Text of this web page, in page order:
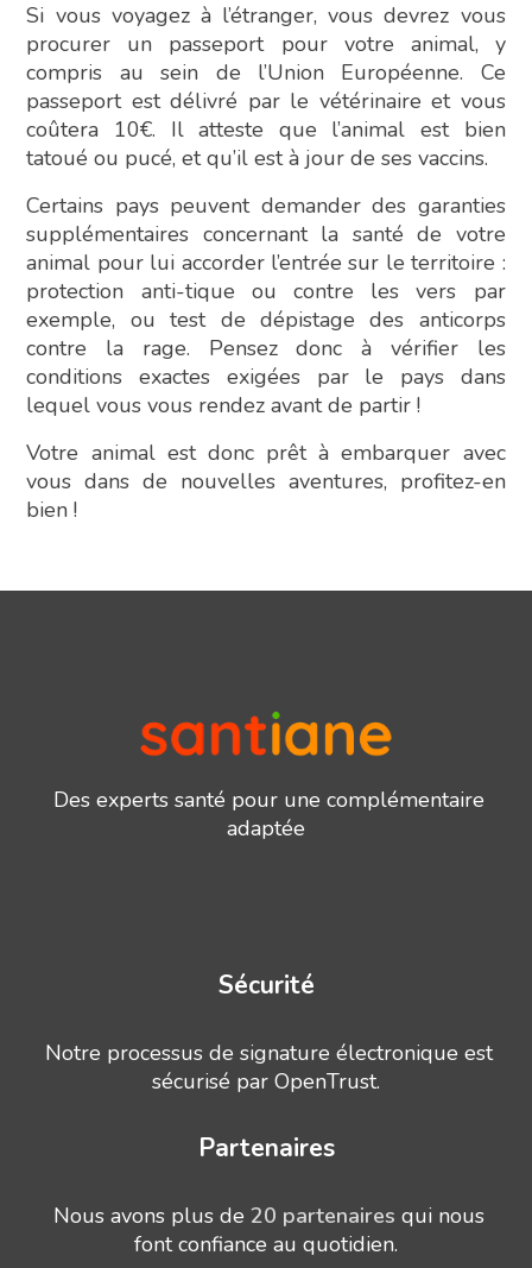
Si vous voyagez à l’étranger, vous devrez vous
procurer un passeport pour votre animal, y
compris au sein de l’Union Européenne. Ce
passeport est délivré par le vétérinaire et vous
coûtera 10€. Il atteste que l’animal est bien
tatoué ou pucé, et qu’il est à jour de ses vaccins.
Certains pays peuvent demander des garanties
supplémentaires concernant la santé de votre
animal pour lui accorder l’entrée sur le territoire :
protection anti-tique ou contre les vers par
exemple, ou test de dépistage des anticorps
contre la rage. Pensez donc à vérifier les
conditions exactes exigées par le pays dans
lequel vous vous rendez avant de partir !
Votre animal est donc prêt à embarquer avec
vous dans de nouvelles aventures, profitez-en
bien !
Des experts santé pour une complémentaire
adaptée
Sécurité
Notre processus de signature électronique est
sécurisé par OpenTrust.
Partenaires
Nous avons plus de 20 partenaires qui nous
font confiance au quotidien.